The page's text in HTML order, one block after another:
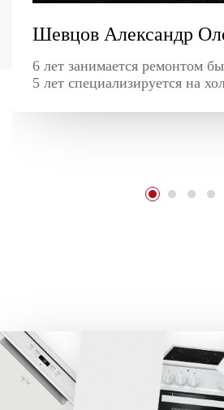
Шевцов Александр
6 лет занимается ремонтом
5 лет специализируется на